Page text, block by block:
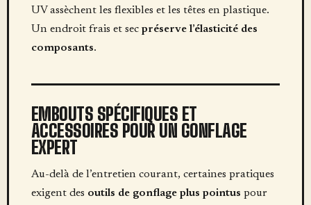
UV assèchent les flexibles et les têtes en plastique.
Un endroit frais et sec préserve l’élasticité des
composants.
EMBOUTS SPÉCIFIQUES ET
ACCESSOIRES POUR UN GONFLAGE
EXPERT
Au-delà de l’entretien courant, certaines pratiques
exigent des outils de gonflage plus pointus pour